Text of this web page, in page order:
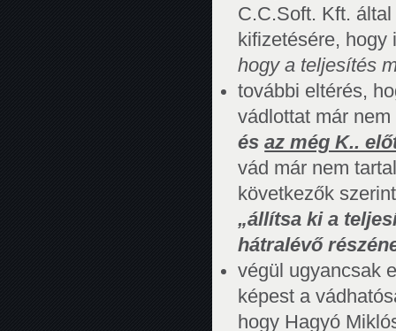
C.C.Soft. Kft.
kifizetésére,
hogy a teljesítés
további eltérés,
vádlottat már nem
ésaz még K..
vád már nem
következők
„állítsa ki a
hátralévő
végül ugyancsak
képest a
hogy Hagyó